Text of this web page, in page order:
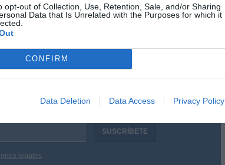
opt-out of Collection, Use, Retention, Sale, and/or Sharing
Data that Is Unrelated with the Purposes for which it
CONFIRM
Data Deletion Data Access Privacy Policy
en una Segunda Guerra Civil. Elijan.
este artículo?
destacado de Hispanidad
legales